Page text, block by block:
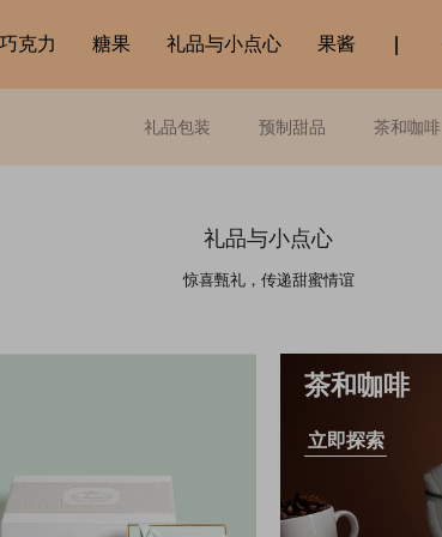
巧克力 糖果 礼品与小点心 果酱
礼品包装 预制甜品 茶和咖啡
礼品与小点心
惊喜甄礼，传递甜蜜情谊
茶和咖啡
立即探索